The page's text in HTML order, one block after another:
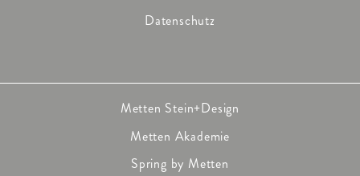
Datenschutz
Metten Stein+Design
Metten Akademie
Spring by Metten